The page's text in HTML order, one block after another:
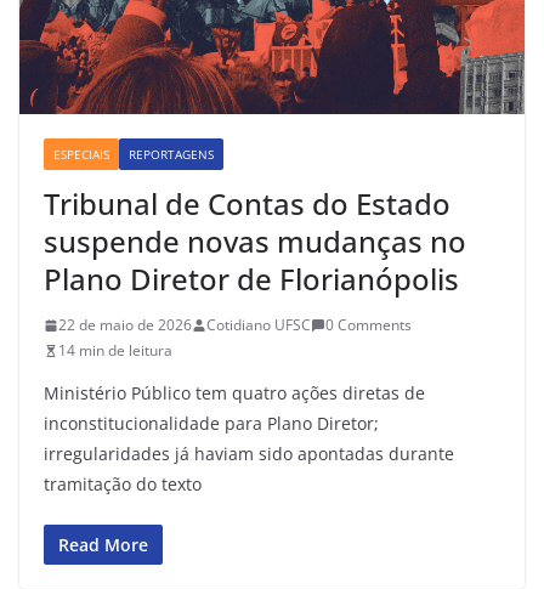
ESPECIAIS REPORTAGENS
Tribunal de Contas do Estado
suspende novas mudanças no
Plano Diretor de Florianópolis
22 de maio de 2026 Cotidiano UFSC
0 Comments
14 min de leitura
Ministério Público tem quatro ações diretas de
inconstitucionalidade para Plano Diretor;
irregularidades já haviam sido apontadas durante
tramitação do texto
Read More